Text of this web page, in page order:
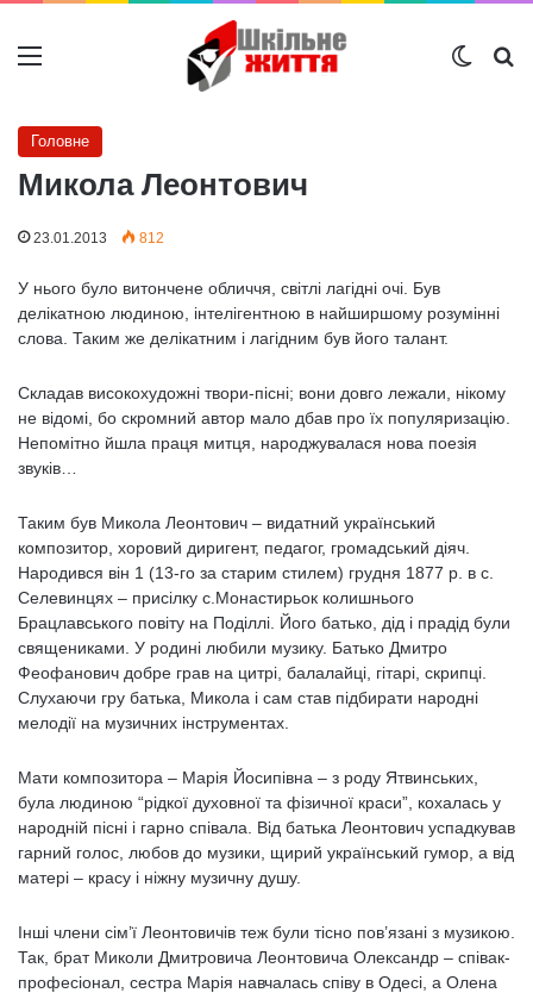
Меню
Головне
Микола Леонтович
23.01.2013 812
У нього було витончене обличчя, світлі лагідні очі. Був
делікатною людиною, інтелігентною в найширшому розумінні
слова. Таким же делікатним і лагідним був його талант.
Складав високохудожні твори-пісні; вони довго лежали, нікому
не відомі, бо скромний автор мало дбав про їх популяризацію.
Непомітно йшла праця митця, народжувалася нова поезія
звуків…
Таким був Микола Леонтович – видатний український
композитор, хоровий диригент, педагог, громадський діяч.
Народився він 1 (13-го за старим стилем) грудня 1877 р. в с.
Селевинцях – присілку с.Монастирьок колишнього
Брацлавського повіту на Поділлі. Його батько, дід і прадід були
священиками. У родині любили музику. Батько Дмитро
Феофанович добре грав на цитрі, балалайці, гітарі, скрипці.
Слухаючи гру батька, Микола і сам став підбирати народні
мелодії на музичних інструментах.
Мати композитора – Марія Йосипівна – з роду Ятвинських,
була людиною “рідкої духовної та фізичної краси”, кохалась у
народній пісні і гарно співала. Від батька Леонтович успадкував
гарний голос, любов до музики, щирий український гумор, а від
матері – красу і ніжну музичну душу.
Інші члени сім’ї Леонтовичів теж були тісно пов’язані з музикою.
Так, брат Миколи Дмитровича Леонтовича Олександр – співак-
професіонал, сестра Марія навчалась співу в Одесі, а Олена